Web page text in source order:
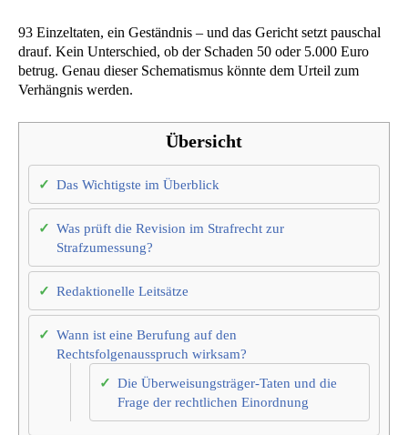
93 Einzeltaten, ein Geständnis – und das Gericht setzt pauschal
drauf. Kein Unterschied, ob der Schaden 50 oder 5.000 Euro
betrug. Genau dieser Schematismus könnte dem Urteil zum
Verhängnis werden.
Übersicht
Das Wichtigste im Überblick
Was prüft die Revision im Strafrecht zur
Strafzumessung?
Redaktionelle Leitsätze
Wann ist eine Berufung auf den
Rechtsfolgenausspruch wirksam?
Die Überweisungsträger-Taten und die
Frage der rechtlichen Einordnung